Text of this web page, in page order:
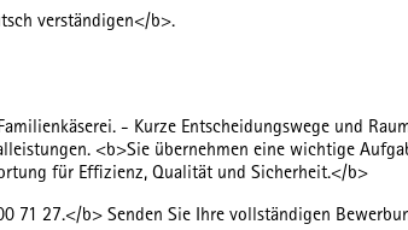
verständigen</b>.
- Kurze Entscheidungswege und
<b>Sie übernehmen eine wichtige
für Effizienz, Qualität und Sicherheit.</b>
71 27.</b> Senden Sie Ihre vollständigen